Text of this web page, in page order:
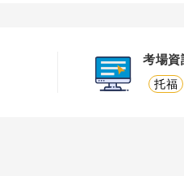
考場資
托福